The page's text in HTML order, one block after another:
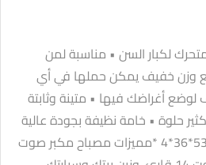
2 في 1 سجادة وكرسي متحرك لكبار السن • مناسبة لمن
وزن خفيف يمكن حملها في أي
أغراضك فيها • متينة وثابتة
حلوة • خامة نظيفة بجودة عالية
• *الوصف* • الخامة: بوليستر • اللون: عشوائي • الابعاد: 53*36*4 *مميزات مصباح مكبر صوت